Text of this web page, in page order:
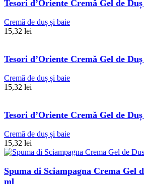
Tesori d’Oriente Cremă Gel de
Cremă de duș și baie
15,32 lei
Tesori d’Oriente Cremă Gel de
Cremă de duș și baie
15,32 lei
Tesori d’Oriente Cremă Gel de
Cremă de duș și baie
15,32 lei
Spuma di Sciampagna Crema Gel
ml